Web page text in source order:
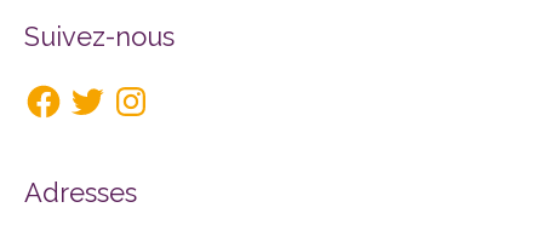
Suivez-nous
Facebook
Adresses